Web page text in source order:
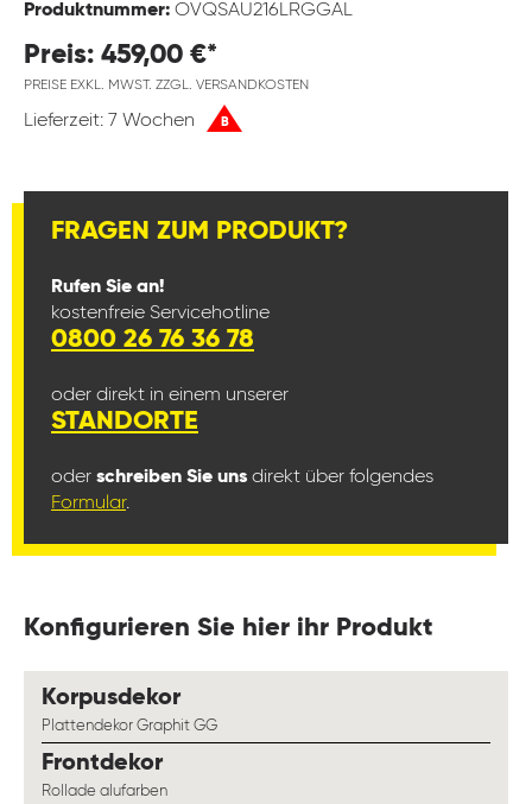
Produktnummer: OVQSAU216LRGGAL
Preis: 459,00 €*
PREISE EXKL. MWST. ZZGL. VERSANDKOSTEN
Lieferzeit: 7 Wochen B
FRAGEN ZUM PRODUKT?
Rufen Sie an!
kostenfreie Servicehotline
0800 26 76 36 78
oder direkt in einem unserer
STANDORTE
oder schreiben Sie uns direkt über folgendes
Formular.
Konfigurieren Sie hier ihr Produkt
Korpusdekorauswählen
Plattendekor Graphit GG
Frontdekorauswählen
Rollade alufarben